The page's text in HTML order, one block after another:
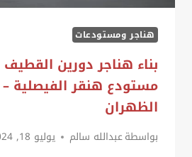
هناجر ومستودعات
مستودع هنقر
الظهران
بواسطةعبدالله سالم يوليو 18, 2024